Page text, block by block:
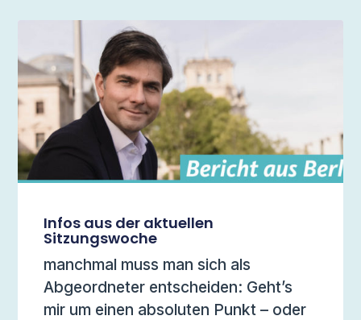
Infos aus der aktuellen
Sitzungswoche
manchmal muss man sich als
Abgeordneter entscheiden: Geht’s
mir um einen absoluten Punkt – oder